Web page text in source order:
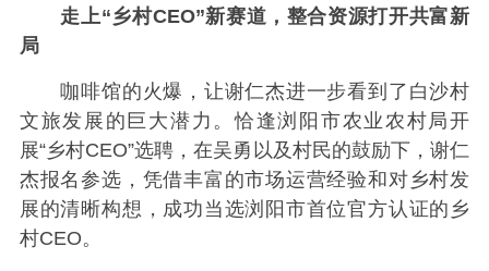
走上“乡村CEO”新赛道，整合资源打开共富新
局
咖啡馆的火爆，让谢仁杰进一步看到了白沙村
文旅发展的巨大潜力。恰逢浏阳市农业农村局开
展“乡村CEO”选聘，在吴勇以及村民的鼓励下，谢仁
杰报名参选，凭借丰富的市场运营经验和对乡村发
展的清晰构想，成功当选浏阳市首位官方认证的乡
村CEO。